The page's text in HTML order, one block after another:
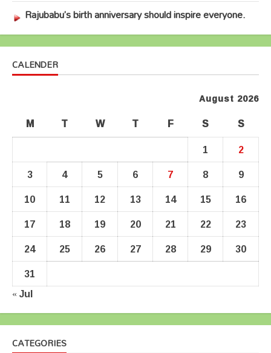
Rajubabu’s birth anniversary should inspire everyone.
CALENDER
August 2026
M T W T F S
S
1
2
3
4 5 6 7 8
9
10
11 12 13 14 15
16
17
18 19 20 21 22
23
24
25 26 27 28 29
30
31
« Jul
CATEGORIES